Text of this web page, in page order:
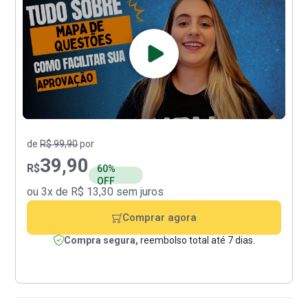
deR$ 99,90por
R$39,90
60%
OFF
ou 3x de R$ 13,30 sem juros
Comprar agora
Compra segura, reembolso total até 7 dias.